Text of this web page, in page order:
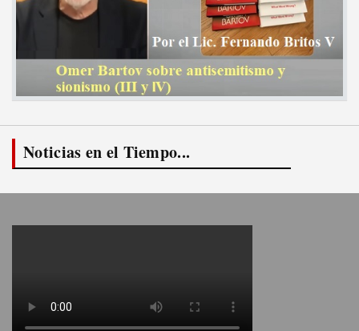
Noticias en el Tiempo...